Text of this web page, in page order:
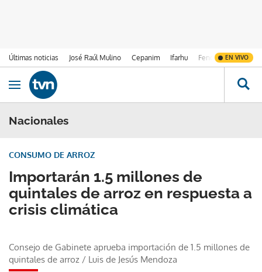
Últimas noticias José Raúl Mulino Cepanim Ifarhu Fenómeno de El
EN VIVO
Ir al contenido
Obrir navegació
Nacionales
Importarán 1.5 millones de
quintales de arroz en respuesta a
crisis climática
CONSUMO DE ARROZ
Consejo de Gabinete aprueba importación de 1.5 millones de
quintales de arroz / Luis de Jesús Mendoza